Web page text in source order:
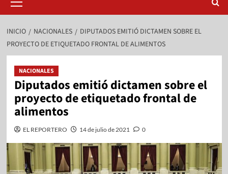
INICIO NACIONALES
DIPUTADOS EMITIÓ DICTAMEN SOBRE EL
PROYECTO DE ETIQUETADO FRONTAL DE ALIMENTOS
NACIONALES
Diputados emitió dictamen sobre el
proyecto de etiquetado frontal de
alimentos
EL REPORTERO 14 de julio de 2021 0